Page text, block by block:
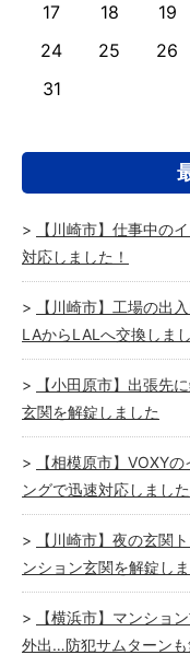
17
18 19
24
25 26
31
【川崎市】仕事中の
対応しました！
【川崎市】工場の出
LAからLALへ交換しま
【小田原市】出張先
玄関を解錠しました
【相模原市】VOXY
ングで迅速対応しました
【川崎市】夜の玄関
ンション玄関を解錠し
【横浜市】マンショ
外出…防犯サムターンも